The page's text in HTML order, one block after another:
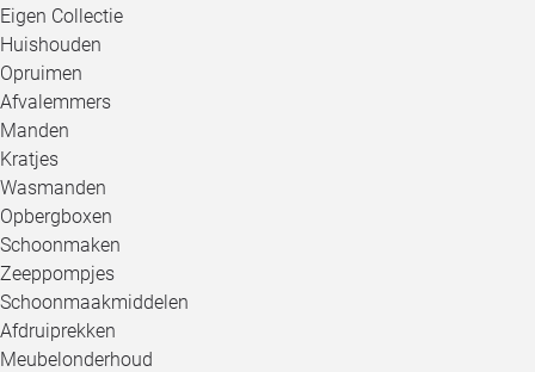
Eigen Collectie
Huishouden
Opruimen
Afvalemmers
Manden
Kratjes
Wasmanden
Opbergboxen
Schoonmaken
Zeeppompjes
Schoonmaakmiddelen
Afdruiprekken
Meubelonderhoud